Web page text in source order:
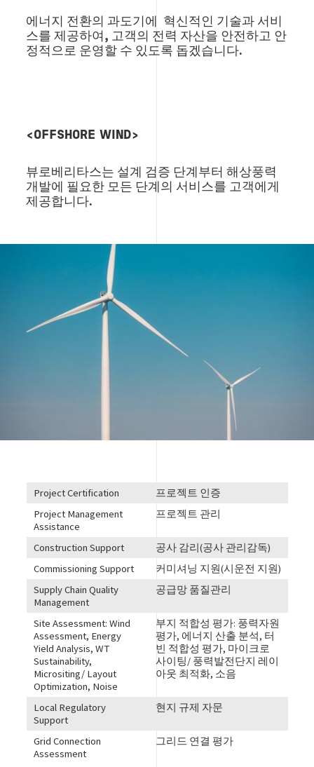
에너지 전환의 과도기에 혁신적인 기술과 서비
스를 제공하여, 고객의 전력 자산을 안전하고 안
정적으로 운영할 수 있도록 돕겠습니다.
<OFFSHORE WIND>
뷰로베리타스는 설계 검증 단계부터 해상풍력
개발에 필요한 모든 단계의 서비스를 고객에게
제공합니다.
Project Certification
프로젝트 인증
Project Management
Assistance
프로젝트 관리
Construction Support
공사 감리(공사 관리감독)
Commissioning Support
커미셔닝 지원(시운전 지원)
Supply Chain Quality
Management
공급망 품질관리
Site Assessment: Wind
Assessment, Energy
Yield Analysis, WT
Sustainability,
Micrositing/ Layout
Optimization, Noise
부지 적합성 평가: 풍력자원
평가, 에너지 산출 분석, 터
빈 적합성 평가, 마이크로
사이팅/ 풍력발전단지 레이
아웃 최적화, 소음
Local Regulatory
Support
현지 규제 자문
Grid Connection
Assessment
그리드 연결 평가